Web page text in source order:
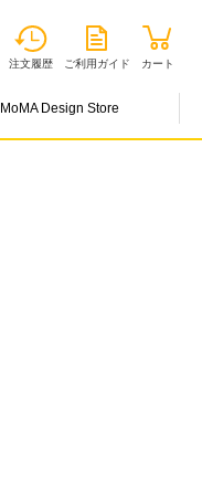
注文履歴 ご利用ガイド カート
MoMA Design Store